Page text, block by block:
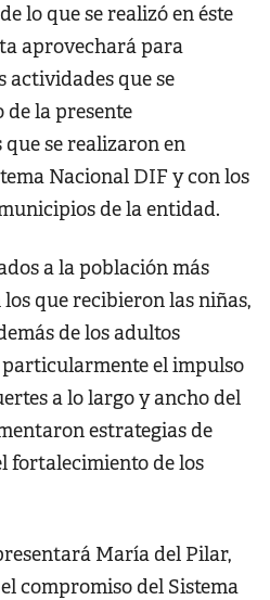
lo que se realizó en éste
aprovechará para
actividades que se
la presente
se realizaron en
Nacional DIF y con los
de la entidad.
a la población más
que recibieron las niñas,
de los adultos
particularmente el impulso
a lo largo y ancho del
estrategias de
fortalecimiento de los
María del Pilar,
compromiso del Sistema